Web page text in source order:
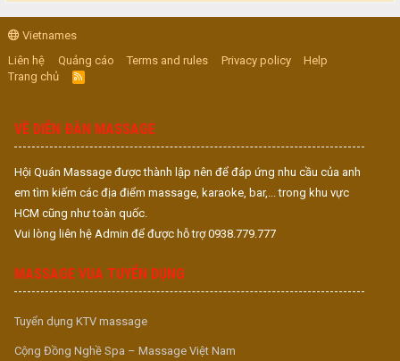
Vietnames
Liên hệ
Quảng cáo Terms and rules Privacy policy
Help
Trang chủ
R
S
VỀ DIỄN ĐÀN MASSAGE
Hội Quán Massage được thành lập nên để đáp ứng nhu cầu của anh
em tìm kiếm các địa điểm massage, karaoke, bar,... trong khu vực
HCM cũng như toàn quốc.
Vui lòng liên hệ Admin để được hỗ trợ 0938.779.777
MASSAGE VUA TUYỂN DỤNG
Tuyển dụng KTV massage
Cộng Đồng Nghề Spa – Massage Việt Nam